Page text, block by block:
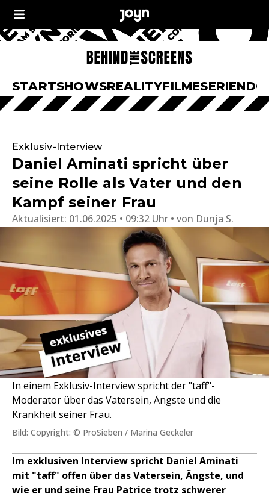
STARTSHOWSREALITYFILMESERIEN
Exklusiv-Interview
Daniel Aminati spricht über
seine Rolle als Vater und den
Kampf seiner Frau
Aktualisiert: 01.06.2025 • 09:32 Uhr von Dunja S.
In einem Exklusiv-Interview spricht der "taff"-
Moderator über das Vatersein, Ängste und die
Krankheit seiner Frau.
Bild: Copyright: © ProSieben / Marina Geckeler
Im exklusiven Interview spricht Daniel Aminati
mit "taff" offen über das Vatersein, Ängste, und
wie er und seine Frau Patrice trotz schwerer